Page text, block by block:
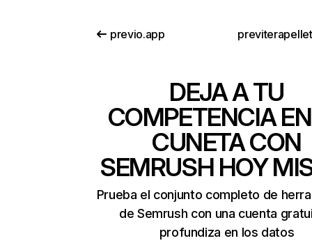
previo.app
DEJA A TU
COMPETENCIA
CUNETA CON
SEMRUSH HOY
Prueba el conjunto completo de
de Semrush con una cuenta
profundiza en los datos